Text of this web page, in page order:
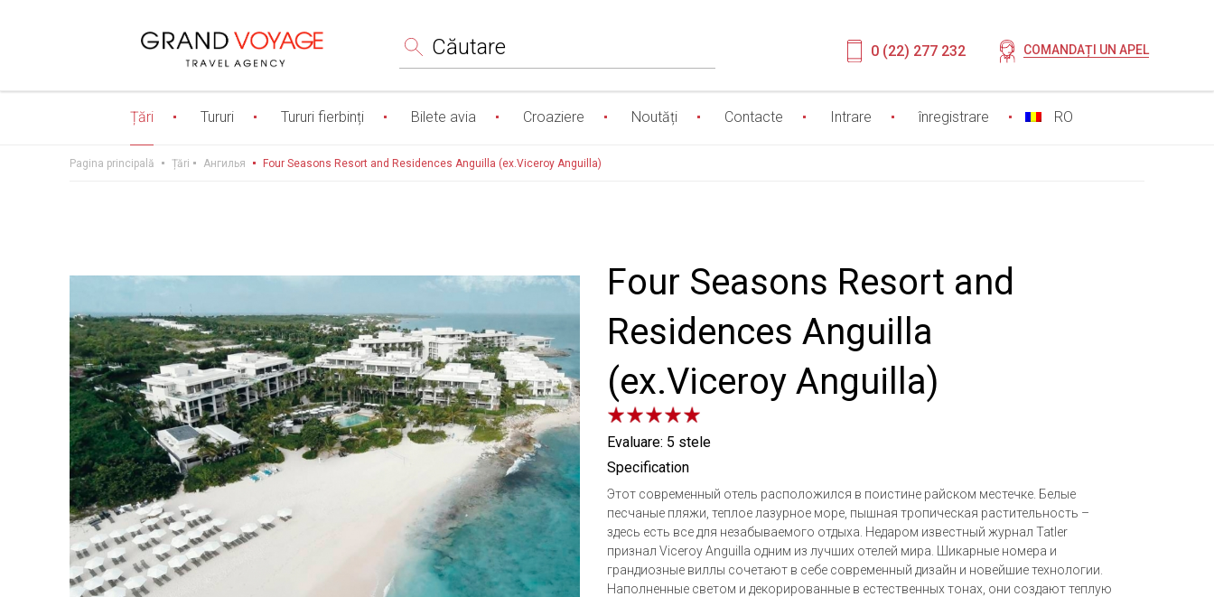
Сăutare 0 (22) 277 232 COMANDAȚI UN APEL
Țări Tururi Tururi fierbinți Bilete avia Croaziere Noutăți Contacte Intrare înregistrare RO
Pagina principală Țări Ангилья Four Seasons Resort and Residences Anguilla (ex.Viceroy Anguilla)
Four Seasons Resort and
Residences Anguilla
(ex.Viceroy Anguilla)
Evaluare: 5 stele
Specification
Этот современный отель расположился в поистине райском местечке. Белые
песчаные пляжи, теплое лазурное море, пышная тропическая растительность –
здесь есть все для незабываемого отдыха. Недаром известный журнал Tatler
признал Viceroy Anguilla одним из лучших отелей мира. Шикарные номера и
грандиозные виллы сочетают в себе современный дизайн и новейшие технологии.
Наполненные светом и декорированные в естественных тонах, они создают теплую